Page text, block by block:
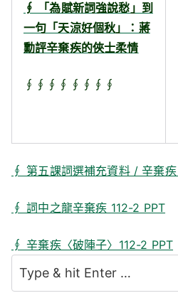
∮ 「為賦新詞強說愁」到
一句「天涼好個秋」：蔣
勳評辛棄疾的俠士柔情
∮∮∮∮∮∮∮∮
∮ 第五課詞選補充資料 / 辛棄
∮ 詞中之龍辛棄疾 112-2 PPT
∮ 辛棄疾〈破陣子〉112-2 PPT